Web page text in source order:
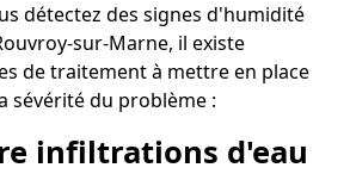
détectez des signes d'humidité
sur-Marne, il existe
de traitement à mettre en place
sévérité du problème :
infiltrations d'eau